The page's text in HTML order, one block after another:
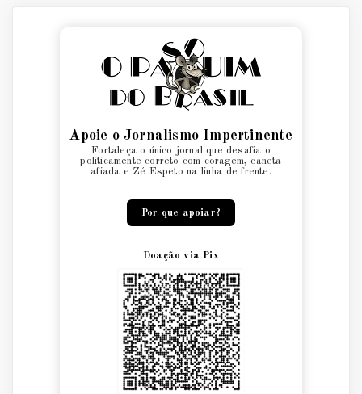
Apoie o Jornalismo Impertinente
Fortaleça o único jornal que desafia o
politicamente correto com coragem, caneta
afiada e Zé Espeto na linha de frente.
Por que apoiar?
Doação via Pix